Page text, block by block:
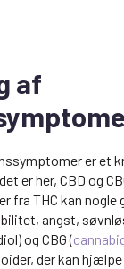
af
er et
er her, CBD og
fra THC kan nogle
angst,
og CBG (
der kan